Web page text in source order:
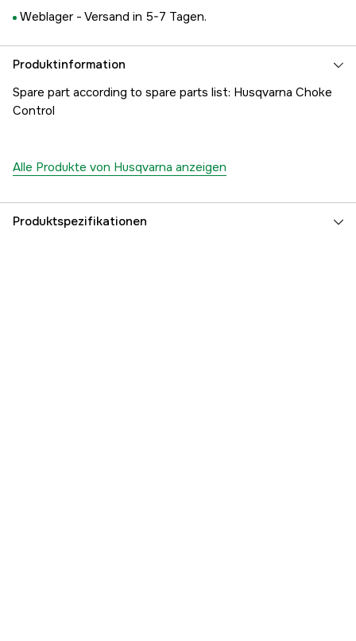
Weblager - Versand in 5-7 Tagen.
Produktinformation
Spare part according to spare parts list: Husqvarna Choke
Control
Alle Produkte von Husqvarna anzeigen
Produktspezifikationen